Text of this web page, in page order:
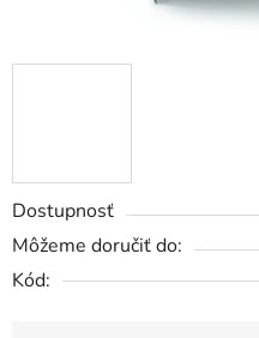
Dostupnosť
Môžeme doručiť do:
Kód: